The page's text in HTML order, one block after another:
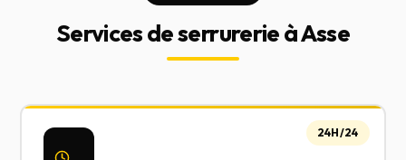
Services de serrurerie à Asse
24H/24